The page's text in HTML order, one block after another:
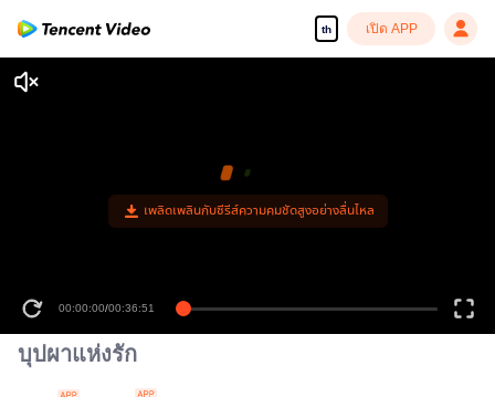
th เปิด APP
00:00:00/00:36:51
บุปผาแห่งรัก